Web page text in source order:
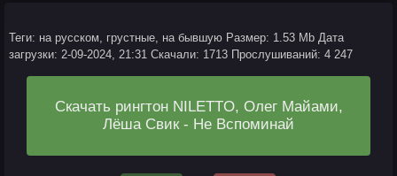
Теги: на русском, грустные, на бывшую Размер: 1.53 Mb Дата
загрузки: 2-09-2024, 21:31 Скачали: 1713 Прослушиваний: 4 247
Скачать рингтон NILETTO, Олег Майами,
Лёша Свик - Не Вспоминай